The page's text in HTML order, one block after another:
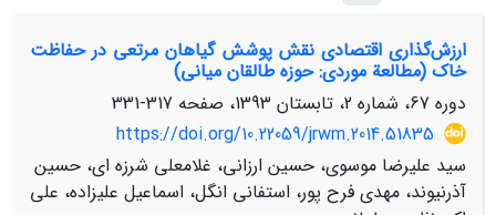
ارزش‌گذاری اقتصادی نقش پوشش گیاهان مرتعی در حفاظت
خاک (مطالعة موردی: حوزه طالقان میانی)
دوره 67، شماره 2، تابستان 1393، صفحه
317-331
https://doi.org/10.22059/jrwm.2014.51835
سید علیرضا موسوی، حسین ارزانی، غلامعلی شرزه ای، حسین
آذرنیوند، مهدی فرح پور، استفانی انگل، اسماعیل علیزاده، علی